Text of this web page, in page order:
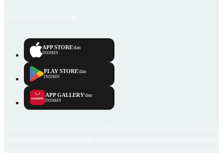
APP STORE'dan
İNDİRİN
PLAY STORE'dan
İNDİRİN
APP GALLERY'den
İNDİRİN